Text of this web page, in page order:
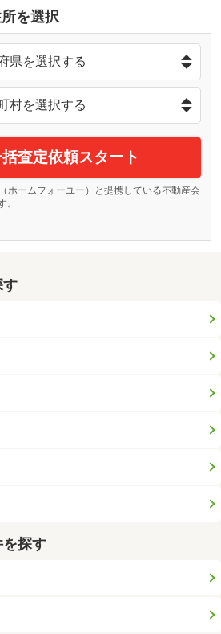
を選択
査定依頼スタート
ホームフォーユー）と提携している不動産会
。
す
を探す